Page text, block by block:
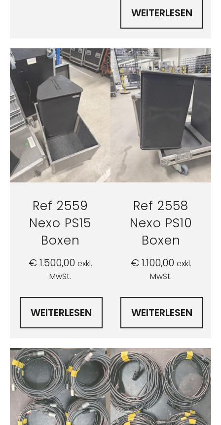
WEITERLESEN
Ref 2559
Nexo PS15
Boxen
€1.500,00 exkl.
MwSt.
WEITERLESEN
Ref 2558
Nexo PS10
Boxen
€1.100,00 exkl.
MwSt.
WEITERLESEN